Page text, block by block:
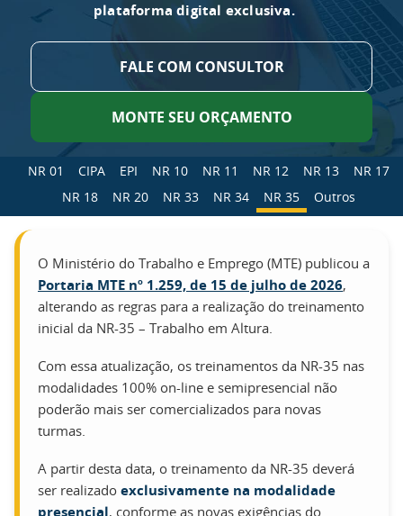
plataforma digital exclusiva.
FALE COM CONSULTOR
MONTE SEU ORÇAMENTO
NR 01 CIPA EPI NR 10 NR 11 NR 12 NR 13
NR 17
NR 18
NR 20 NR 33 NR 34 NR 35 Outros
O Ministério do Trabalho e Emprego (MTE) publicou a
Portaria MTE nº 1.259, de 15 de julho de 2026,
alterando as regras para a realização do treinamento
inicial da NR-35 – Trabalho em Altura.
Com essa atualização, os treinamentos da NR-35 nas
modalidades 100% on-line e semipresencial não
poderão mais ser comercializados para novas
turmas.
A partir desta data, o treinamento da NR-35 deverá
ser realizado exclusivamente na modalidade
presencial, conforme as novas exigências do